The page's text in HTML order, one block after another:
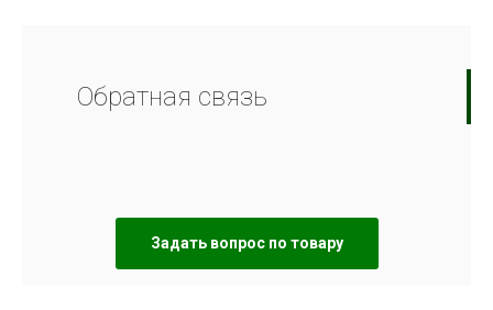
Обратная связь
Задать вопрос по товару